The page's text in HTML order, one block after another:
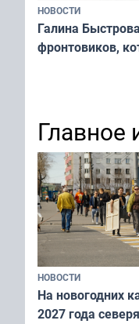
НОВОСТИ
Галина
фронтовиков,
Главное
НОВОСТИ
На новогодних
2027 года